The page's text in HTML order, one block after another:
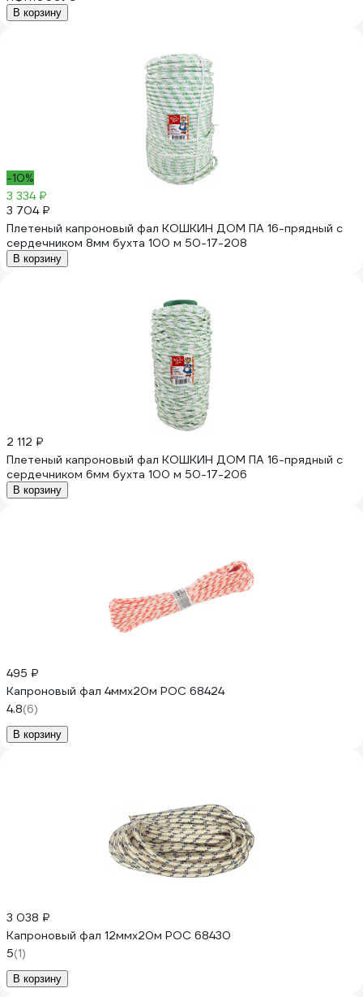
В корзину
-10%
3 334 ₽
3 704 ₽
Плетеный капроновый фал КОШКИН ДОМ ПА 16-прядный с
сердечником 8мм бухта 100 м 50-17-208
В корзину
2 112 ₽
Плетеный капроновый фал КОШКИН ДОМ ПА 16-прядный с
сердечником 6мм бухта 100 м 50-17-206
В корзину
495 ₽
Капроновый фал 4ммх20м РОС 68424
4.8(6)
В корзину
3 038 ₽
Капроновый фал 12ммх20м РОС 68430
5(1)
В корзину